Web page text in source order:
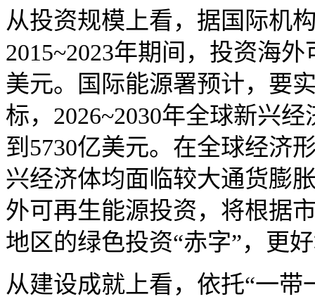
从投资规模上看，据国际机
2015~2023年期间，投资海
美元。国际能源署预计，要
标，2026~2030年全球新兴
到5730亿美元。在全球经济
兴经济体均面临较大通货膨
外可再生能源投资，将根据
地区的绿色投资“赤字”，更
从建设成就上看，依托“一